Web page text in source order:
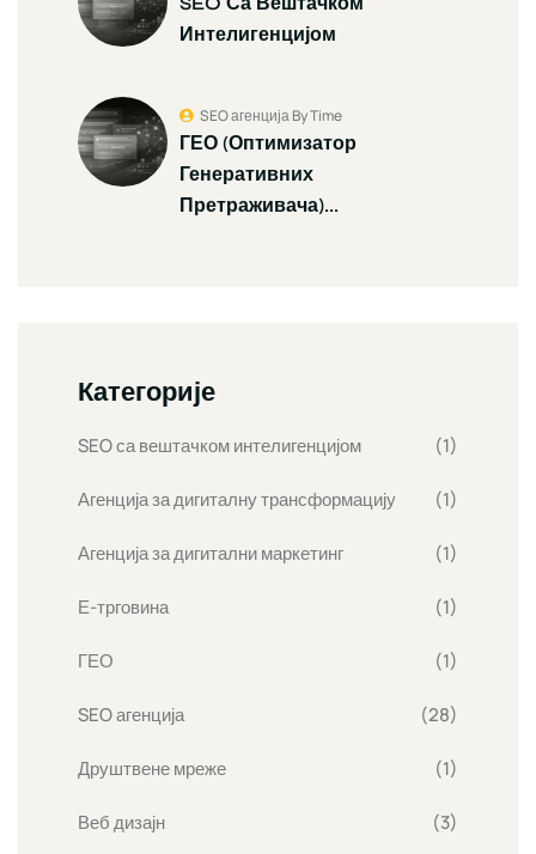
Интелигенцијом
ГЕО (Оптимизатор
Генеративних
Претраживача)...
SEO агенција By Time
Категорије
SEO са вештачком интелигенцијом (1)
Агенција за дигиталну трансформацију (1)
Агенција за дигитални маркетинг (1)
Е-трговина (1)
ГЕО (1)
SEO агенција (28)
Друштвене мреже (1)
Веб дизајн (3)